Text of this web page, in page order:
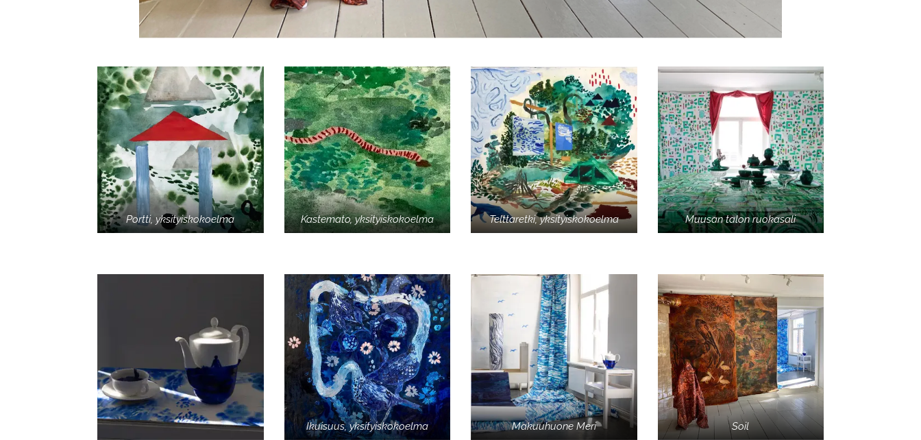
Portti, yksityiskokoelma Kastemato, yksityiskokoelma Telttaretki, yksityiskokoelma Muusan talon ruokasali
Ikuisuus, yksityiskokoelma Makuuhuone Meri Soil